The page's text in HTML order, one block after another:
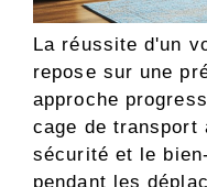
La réussite d'un
repose sur une
approche
cage de transport
sécurité et le
pendant les